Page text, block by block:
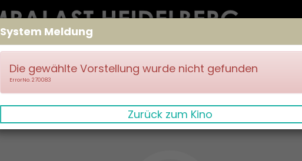
System Meldung
Die gewählte Vorstellung wurde nicht gefunden
ErrorNo. 270083
Zurück zum Kino